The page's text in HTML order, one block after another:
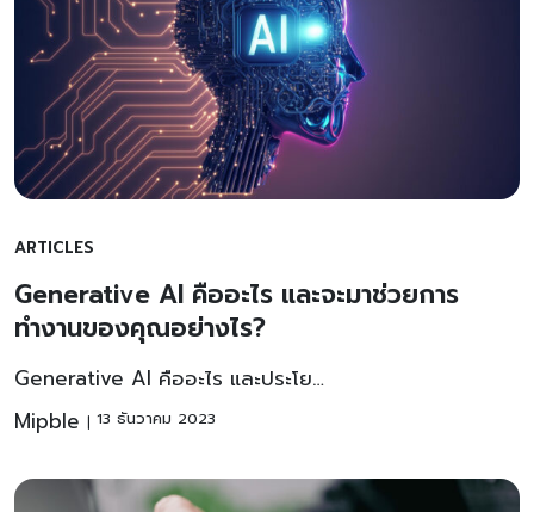
ARTICLES
Generative AI คืออะไร และจะมาช่วยการ
ทำงานของคุณอย่างไร?
Generative AI คืออะไร และประโย…
Mipble
13 ธันวาคม 2023